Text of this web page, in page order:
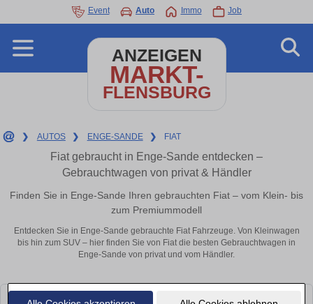
Event Auto Immo Job
ANZEIGEN
MARKT-
FLENSBURG
❯ AUTOS ❯ ENGE-SANDE ❯ FIAT
Fiat gebraucht in Enge-Sande entdecken –
Gebrauchtwagen von privat & Händler
Finden Sie in Enge-Sande Ihren gebrauchten Fiat – vom Klein- bis
zum Premiummodell
Entdecken Sie in Enge-Sande gebrauchte Fiat Fahrzeuge. Von Kleinwagen
bis hin zum SUV – hier finden Sie von Fiat die besten Gebrauchtwagen in
Enge-Sande von privat und vom Händler.